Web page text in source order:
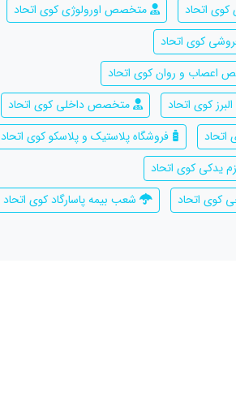
کوی اتحاد
متخصص اورولوژی کوی اتحاد
کوی اتحاد
اعصاب و روان کوی اتحاد
کوی اتحاد
متخصص داخلی کوی اتحاد
اتحاد
فروشگاه پلاستیک و پلاسکو کوی اتحاد
یدکی کوی اتحاد
کوی اتحاد
شعب بیمه پاسارگاد کوی اتحاد